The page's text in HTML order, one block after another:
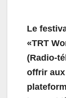
Le
«TRT
(Radio-
offrir